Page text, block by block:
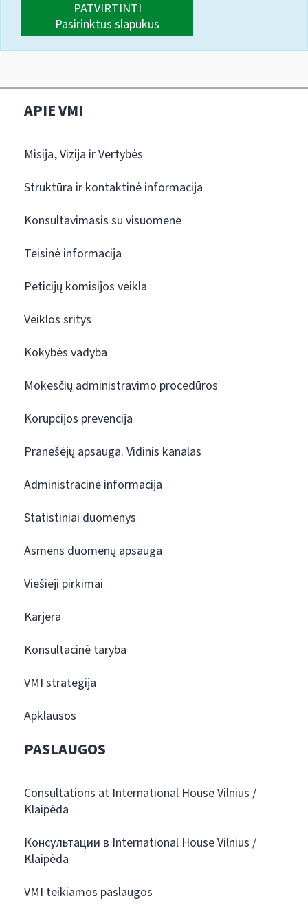
PATVIRTINTI
Pasirinktus slapukus
APIE VMI
Misija, Vizija ir Vertybės
Struktūra ir kontaktinė informacija
Konsultavimasis su visuomene
Teisinė informacija
Peticijų komisijos veikla
Veiklos sritys
Kokybės vadyba
Mokesčių administravimo procedūros
Korupcijos prevencija
Pranešėjų apsauga. Vidinis kanalas
Administracinė informacija
Statistiniai duomenys
Asmens duomenų apsauga
Viešieji pirkimai
Karjera
Konsultacinė taryba
VMI strategija
Apklausos
PASLAUGOS
Consultations at International House Vilnius /
Klaipėda
Консультации в International House Vilnius /
Klaipėda
VMI teikiamos paslaugos